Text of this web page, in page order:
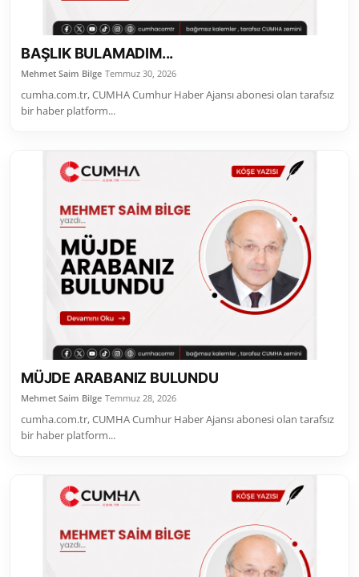
BAŞLIK BULAMADIM...
Mehmet Saim Bilge Temmuz 30, 2026
cumha.com.tr, CUMHA Cumhur Haber Ajansı abonesi olan tarafsız
bir haber platform...
MÜJDE ARABANIZ BULUNDU
Mehmet Saim Bilge Temmuz 28, 2026
cumha.com.tr, CUMHA Cumhur Haber Ajansı abonesi olan tarafsız
bir haber platform...